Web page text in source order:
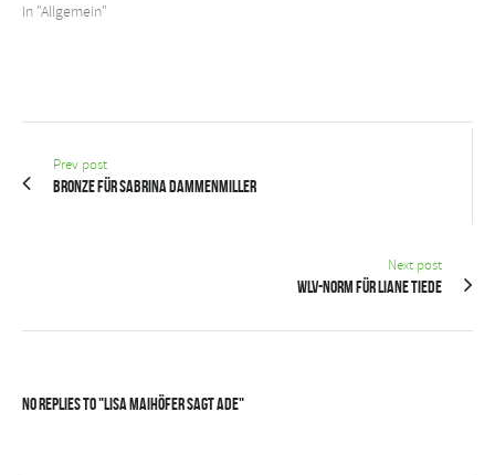
In "Allgemein"
Prev post
Bronze für Sabrina Dammenmiller
Next post
WLV-Norm für Liane Tiede
No Replies to "Lisa Maihöfer sagt Ade"